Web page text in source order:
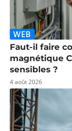
WEB
Faut-il faire
magnétique
sensibles ?
4 août 2026